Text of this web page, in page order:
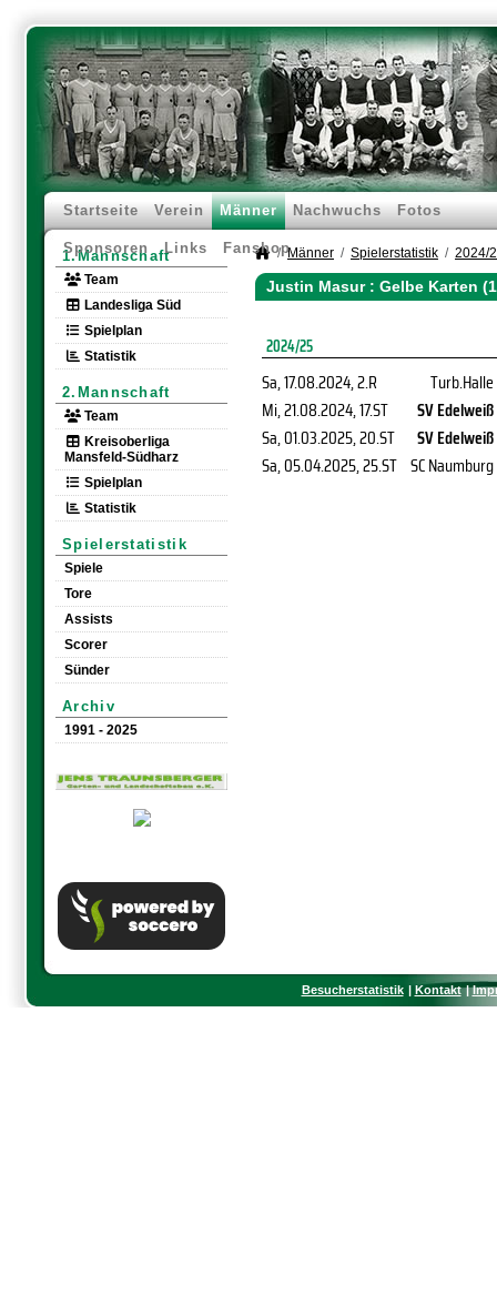
Startseite Verein Männer Nachwuchs Fotos
Sponsoren Links Fanshop
1.Mannschaft
Team
Landesliga Süd
Spielplan
Statistik
2.Mannschaft
Team
Kreisoberliga
Mansfeld-Südharz
Spielplan
Statistik
Spielerstatistik
Spiele
Tore
Assists
Scorer
Sünder
Archiv
1991 - 2025
Männer Spielerstatistik 2024/
Justin Masur : Gelbe Karten
2024/25
Sa, 17.08.2024, 2.R
Turb.Halle
Mi, 21.08.2024, 17.ST
SV Edelweiß
Sa, 01.03.2025, 20.ST
SV Edelweiß
Sa, 05.04.2025, 25.ST SC Naumburg
Besucherstatistik Kontakt